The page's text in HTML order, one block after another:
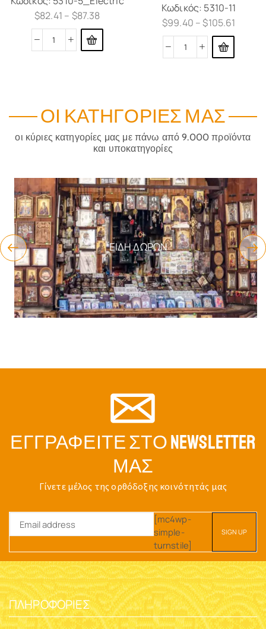
$82.41 – $87.38
Κωδικός: 5310-11
$99.40 – $105.61
ΟΙ ΚΑΤΗΓΟΡΊΕΣ ΜΑΣ
οι κύριες κατηγορίες μας με πάνω από 9.000 προϊόντα
και υποκατηγορίες
ΕΊΔΗ ΔΏΡΩΝ
ΕΓΓΡΑΦΕΊΤΕ ΣΤΟ NEWSLETTER
ΜΑΣ
Γίνετε μέλος της ορθόδοξης κοινότητάς μας
[mc4wp-
simple-
turnstile]
ΠΛΗΡΟΦΟΡΊΕΣ